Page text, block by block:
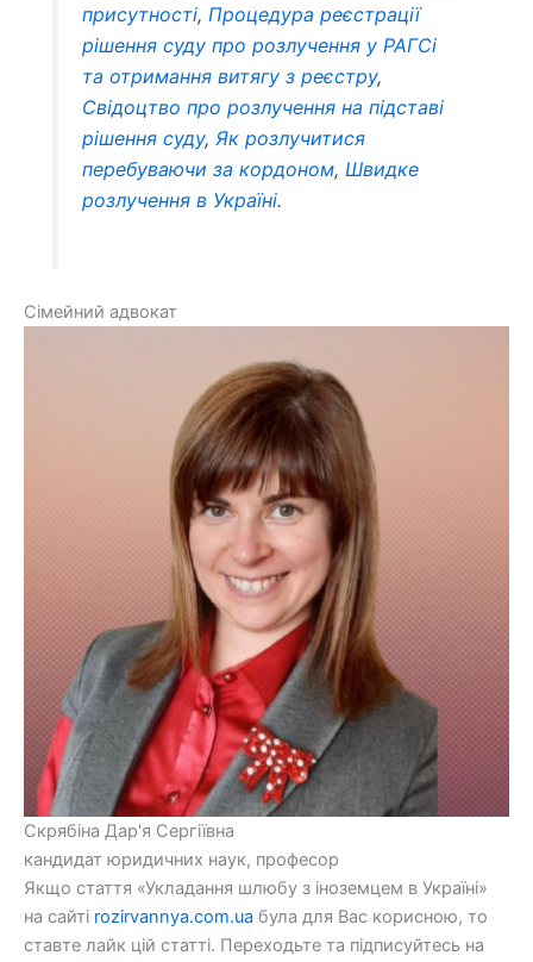
присутності, Процедура реєстрації
рішення суду про розлучення у РАГСі
та отримання витягу з реєстру,
Свідоцтво про розлучення на підставі
рішення суду, Як розлучитися
перебуваючи за кордоном, Швидке
розлучення в Україні.
Сімейний адвокат
Скрябіна Дар'я Сергіївна
кандидат юридичних наук, професор
Якщо стаття «Укладання шлюбу з іноземцем в Україні»
на сайті rozirvannya.com.ua була для Вас корисною, то
ставте лайк цій статті. Переходьте та підписуйтесь на